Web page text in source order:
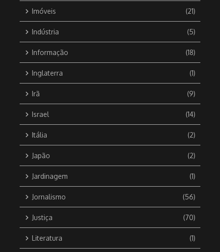
Imóveis (21)
Indústria (5)
Informação (18)
Inglaterra (1)
Irã (9)
Israel (14)
Itália (2)
Japão (2)
Jardinagem (1)
Jornalismo (56)
Justiça (70)
Literatura (1)